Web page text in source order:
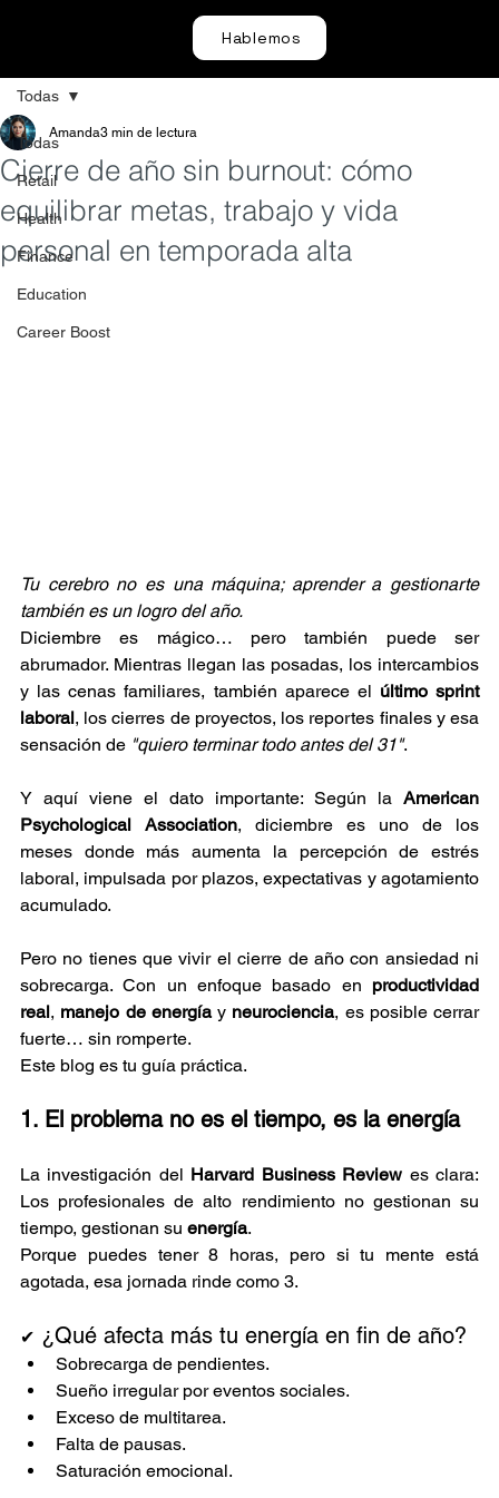
Hablemos
Todas
Retail
Health
Finance
Education
Career Boost
Todas
Cierre de año sin burnout: cómo
equilibrar metas, trabajo y vida
personal en temporada alta
Amanda3 min de lectura
Tu cerebro no es una máquina; aprender a gestionarte
también es un logro del año.
Diciembre es mágico… pero también puede ser
abrumador. Mientras llegan las posadas, los intercambios
y las cenas familiares, también aparece el último sprint
laboral, los cierres de proyectos, los reportes finales y esa
sensación de "quiero terminar todo antes del 31".
Y aquí viene el dato importante: Según la American
Psychological Association, diciembre es uno de los
meses donde más aumenta la percepción de estrés
laboral, impulsada por plazos, expectativas y agotamiento
acumulado.
Pero no tienes que vivir el cierre de año con ansiedad ni
sobrecarga. Con un enfoque basado en productividad
real, manejo de energía y neurociencia, es posible cerrar
fuerte… sin romperte.
Este blog es tu guía práctica.
1. El problema no es el tiempo, es la energía
La investigación del Harvard Business Review es clara:
Los profesionales de alto rendimiento no gestionan su
tiempo, gestionan su energía.
Porque puedes tener 8 horas, pero si tu mente está
agotada, esa jornada rinde como 3.
✔ ¿Qué afecta más tu energía en fin de año?
Sobrecarga de pendientes.
Sueño irregular por eventos sociales.
Exceso de multitarea.
Falta de pausas.
Saturación emocional.